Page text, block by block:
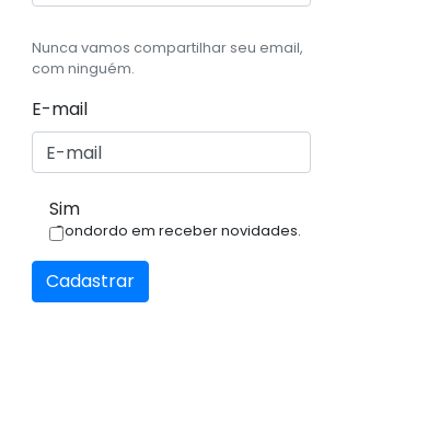
Nunca vamos compartilhar seu email,
com ninguém.
E-mail
Sim
Condordo em receber novidades.
Cadastrar